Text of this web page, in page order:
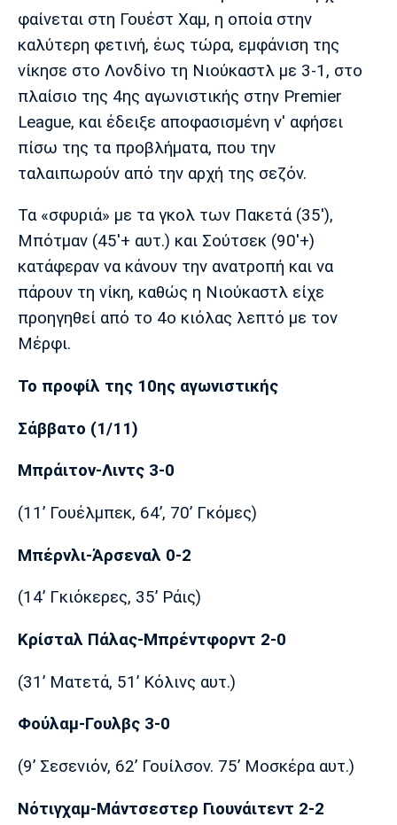
Πολιτισμός
Τραγούδια
Cine Spot
Running
Media
Παρασκήνιο
Πρόγραμμα TV
Ιωνικός Κηφισιά Πανσερραϊκός
Μαδρίτης
Μαδρίτης
Μάντσεστερ
Γιουνάιτεντ
Τσέλσι Άρσεναλ
Ίντερ Μίλαν
Μπορούσια
Παρί Σεν
Μονακό
Πόρτο Μπενφίκα
φαίνεται στη Γουέστ Χαμ, η οποία στην
καλύτερη φετινή, έως τώρα, εμφάνιση της
νίκησε στο Λονδίνο τη Νιούκαστλ με 3-1, στο
πλαίσιο της 4ης αγωνιστικής στην Premier
League, και έδειξε αποφασισμένη ν' αφήσει
πίσω της τα προβλήματα, που την
ταλαιπωρούν από την αρχή της σεζόν.
Τα «σφυριά» με τα γκολ των Πακετά (35'),
Μπότμαν (45'+ αυτ.) και Σούτσεκ (90'+)
κατάφεραν να κάνουν την ανατροπή και να
πάρουν τη νίκη, καθώς η Νιούκαστλ είχε
προηγηθεί από το 4ο κιόλας λεπτό με τον
Μέρφι.
Το προφίλ της 10ης αγωνιστικής
Σάββατο (1/11)
Μπράιτον-Λιντς 3-0
(11’ Γουέλμπεκ, 64’, 70’ Γκόμες)
Μπέρνλι-Άρσεναλ 0-2
(14’ Γκιόκερες, 35’ Ράις)
Κρίσταλ Πάλας-Μπρέντφορντ 2-0
(31’ Ματετά, 51’ Κόλινς αυτ.)
Φούλαμ-Γουλβς 3-0
(9’ Σεσενιόν, 62’ Γουίλσον. 75’ Μοσκέρα αυτ.)
Νότιγχαμ-Μάντσεστερ Γιουνάιτεντ 2-2